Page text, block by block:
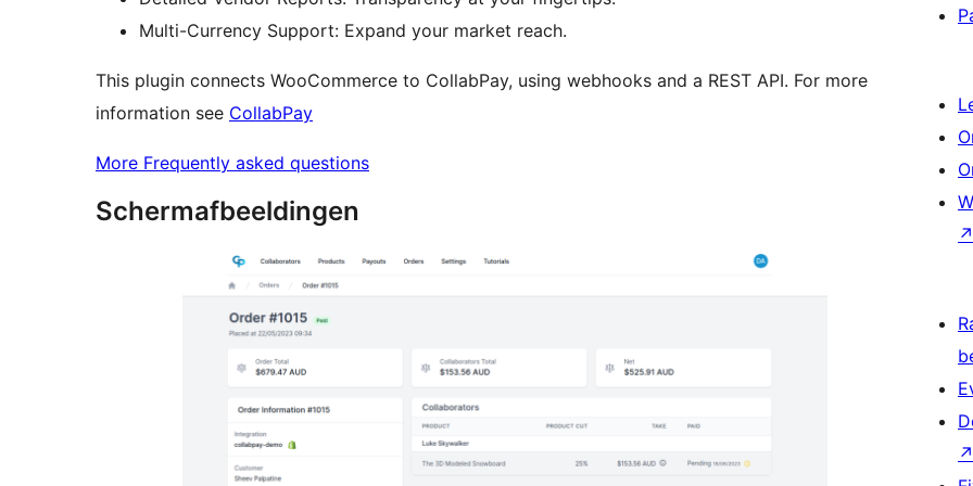
Multi-Currency Support: Expand your market reach.
This plugin connects WooCommerce to CollabPay, using webhooks and a REST API. For more
information see CollabPay
More Frequently asked questions
Schermafbeeldingen
↗
↗